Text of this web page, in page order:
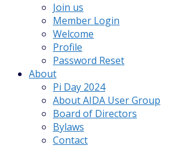
Join us
Member Login
Welcome
Profile
Password Reset
About
Pi Day 2024
About AIDA User Group
Board of Directors
Bylaws
Contact